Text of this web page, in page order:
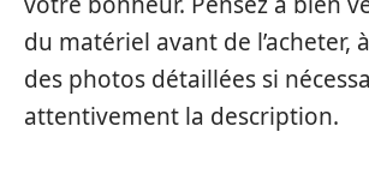
du matériel avant de l’acheter,
des photos détaillées si
attentivement la description.